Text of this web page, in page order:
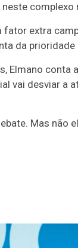
fator extra
da
Elmano conta
vai desviar a
Mas não